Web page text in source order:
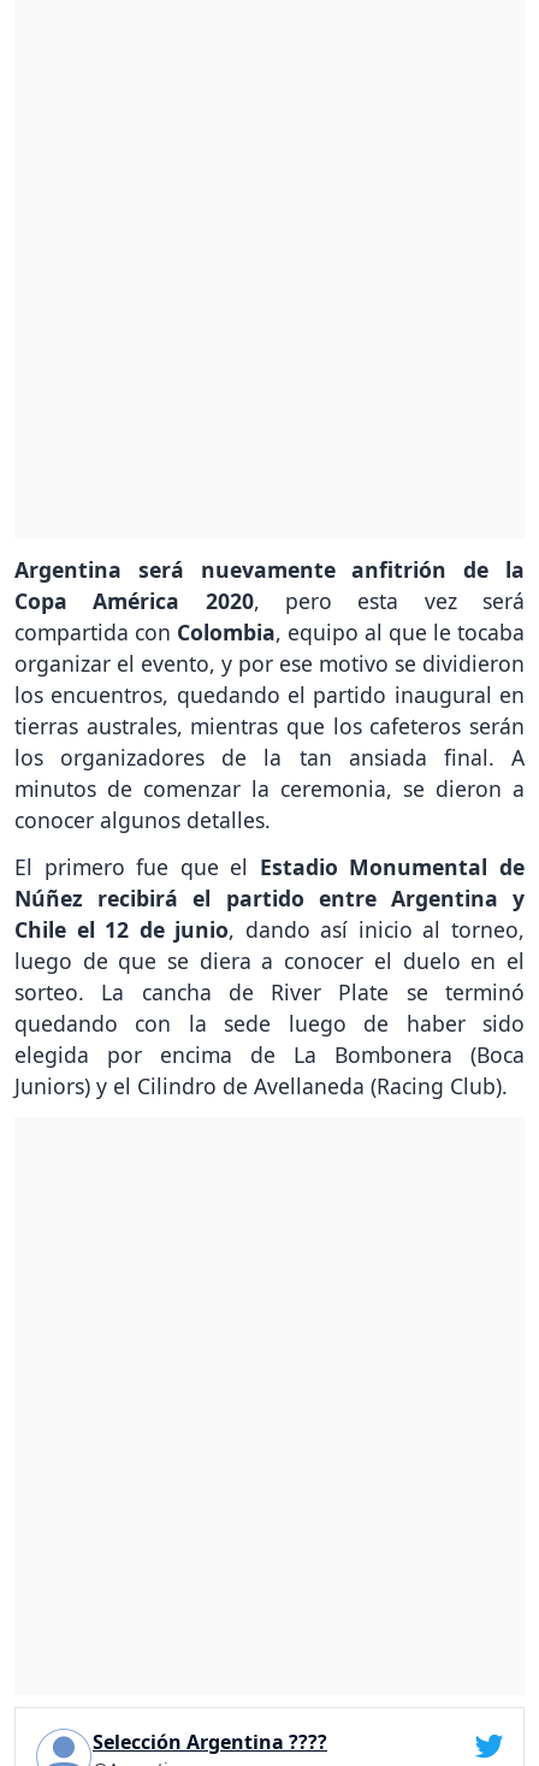
Argentina será nuevamente anfitrión de la
Copa América 2020, pero esta vez será
compartida con Colombia, equipo al que le tocaba
organizar el evento, y por ese motivo se dividieron
los encuentros, quedando el partido inaugural en
tierras australes, mientras que los cafeteros serán
los organizadores de la tan ansiada final. A
minutos de comenzar la ceremonia, se dieron a
conocer algunos detalles.
El primero fue que el Estadio Monumental de
Núñez recibirá el partido entre Argentina y
Chile el 12 de junio, dando así inicio al torneo,
luego de que se diera a conocer el duelo en el
sorteo. La cancha de River Plate se terminó
quedando con la sede luego de haber sido
elegida por encima de La Bombonera (Boca
Juniors) y el Cilindro de Avellaneda (Racing Club).
Selección Argentina ????